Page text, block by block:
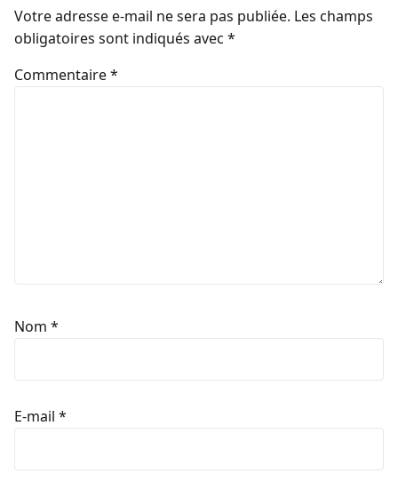
Votre adresse e-mail ne sera pas publiée. Les champs
obligatoires sont indiqués avec *
Commentaire*
Nom *
E-mail *